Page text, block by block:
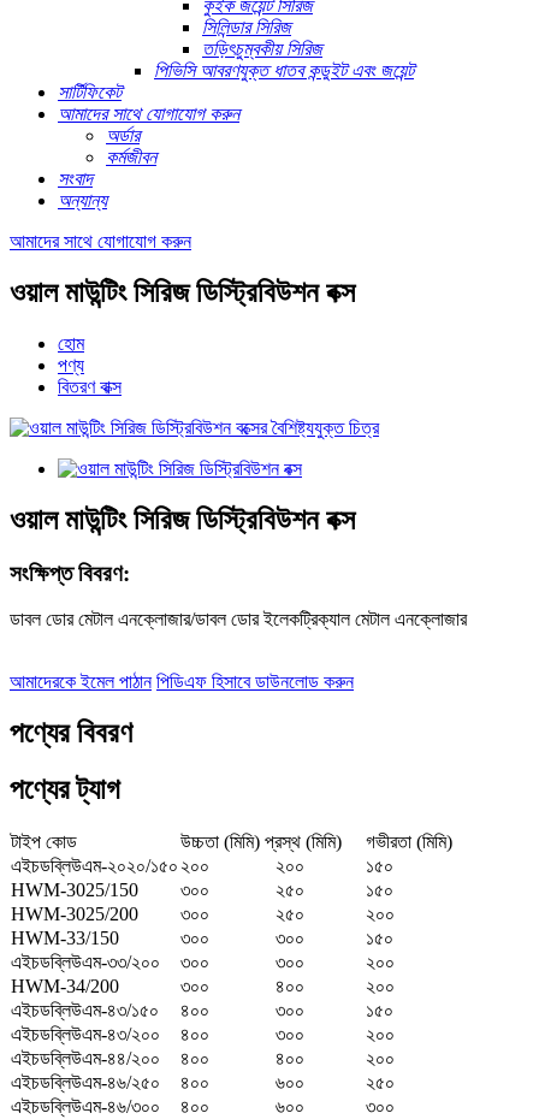
কুইক জয়েন্ট সিরিজ
সিলিন্ডার সিরিজ
তড়িৎচুম্বকীয় সিরিজ
পিভিসি আবরণযুক্ত ধাতব কন্ডুইট এবং জয়েন্ট
সার্টিফিকেট
আমাদের সাথে যোগাযোগ করুন
অর্ডার
কর্মজীবন
সংবাদ
অন্যান্য
আমাদের সাথে যোগাযোগ করুন
ওয়াল মাউন্টিং সিরিজ ডিস্ট্রিবিউশন বক্স
হোম
পণ্য
বিতরণ বাক্স
ওয়াল মাউন্টিং সিরিজ ডিস্ট্রিবিউশন বক্স
সংক্ষিপ্ত বিবরণ:
ডাবল ডোর মেটাল এনক্লোজার/ডাবল ডোর ইলেকট্রিক্যাল মেটাল এনক্লোজার
আমাদেরকে ইমেল পাঠান পিডিএফ হিসাবে ডাউনলোড করুন
পণ্যের বিবরণ
পণ্যের ট্যাগ
টাইপ কোড উচ্চতা (মিমি) প্রস্থ (মিমি)
গভীরতা (মিমি)
এইচডব্লিউএম-২০২০/১৫০ ২০০ ২০০
১৫০
HWM-3025/150
৩০০ ২৫০
১৫০
HWM-3025/200
৩০০ ২৫০
২০০
HWM-33/150
৩০০ ৩০০
১৫০
এইচডব্লিউএম-৩৩/২০০
৩০০ ৩০০
২০০
HWM-34/200
৩০০ ৪০০
২০০
এইচডব্লিউএম-৪৩/১৫০
৪০০ ৩০০
১৫০
এইচডব্লিউএম-৪৩/২০০
৪০০ ৩০০
২০০
এইচডব্লিউএম-৪৪/২০০
৪০০ ৪০০
২০০
এইচডব্লিউএম-৪৬/২৫০
৪০০ ৬০০
২৫০
এইচডব্লিউএম-৪৬/৩০০
৪০০ ৬০০
৩০০